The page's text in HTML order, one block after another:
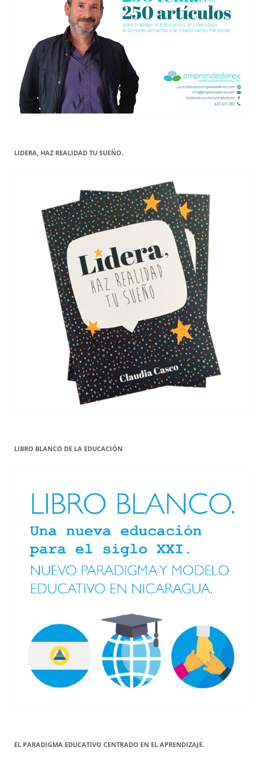
LIDERA, HAZ REALIDAD TU SUEÑO.
LIBRO BLANCO DE LA EDUCACIÓN
EL PARADIGMA EDUCATIVO CENTRADO EN EL APRENDIZAJE.